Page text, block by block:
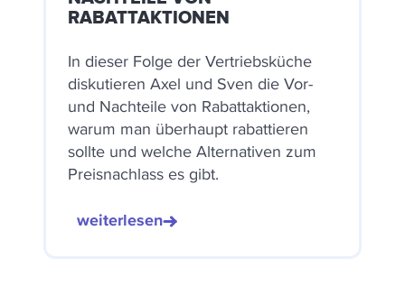
RABATTAKTIONEN
In dieser Folge der Vertriebsküche
diskutieren Axel und Sven die Vor-
und Nachteile von Rabattaktionen,
warum man überhaupt rabattieren
sollte und welche Alternativen zum
Preisnachlass es gibt.
weiterlesen